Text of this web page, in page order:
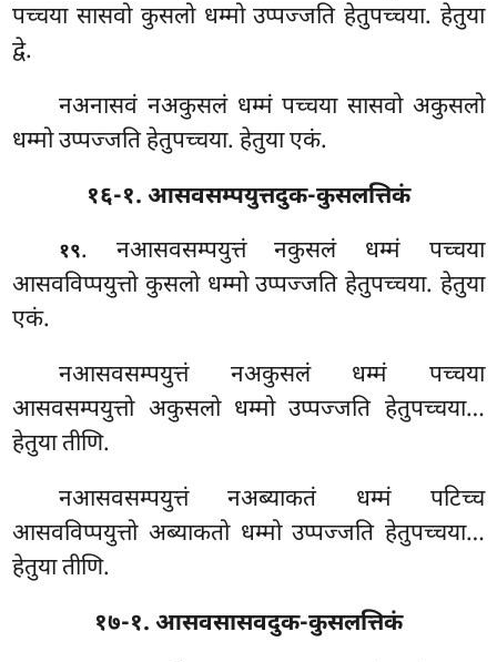
पच्चया सासवो कुसलो धम्मो उप्पज्जति हेतुपच्चया. हेतुया
द्वे.
नअनासवं नअकुसलं धम्मं पच्चया सासवो अकुसलो
धम्मो उप्पज्जति हेतुपच्चया. हेतुया एकं.
१६-१. आसवसम्पयुत्तदुक-कुसलत्तिकं
१९. नआसवसम्पयुत्तं नकुसलं धम्मं पच्चया
आसवविप्पयुत्तो कुसलो धम्मो उप्पज्जति हेतुपच्चया. हेतुया
एकं.
नआसवसम्पयुत्तं नअकुसलं धम्मं पच्चया
आसवसम्पयुत्तो अकुसलो धम्मो उप्पज्जति हेतुपच्चया…
हेतुया तीणि.
नआसवसम्पयुत्तं नअब्याकतं धम्मं पटिच्च
आसवविप्पयुत्तो अब्याकतो धम्मो उप्पज्जति हेतुपच्चया…
हेतुया तीणि.
१७-१. आसवसासवदुक-कुसलत्तिकं